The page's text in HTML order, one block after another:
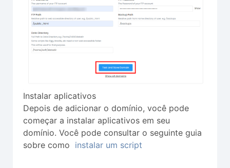
Instalar aplicativos
Depois de adicionar o domínio, você pode
começar a instalar aplicativos em seu
domínio. Você pode consultar o seguinte guia
sobre como instalar um script